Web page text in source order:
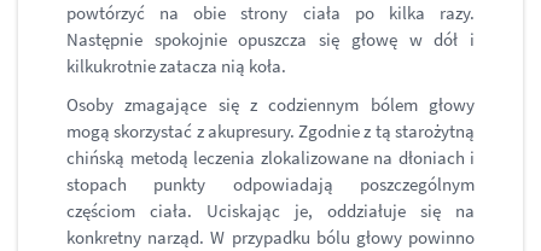
powtórzyć na obie strony ciała po kilka razy.
Następnie spokojnie opuszcza się głowę w dół i
kilkukrotnie zatacza nią koła.
Osoby zmagające się z codziennym bólem głowy
mogą skorzystać z akupresury. Zgodnie z tą starożytną
chińską metodą leczenia zlokalizowane na dłoniach i
stopach punkty odpowiadają poszczególnym
częściom ciała. Uciskając je, oddziałuje się na
konkretny narząd. W przypadku bólu głowy powinno